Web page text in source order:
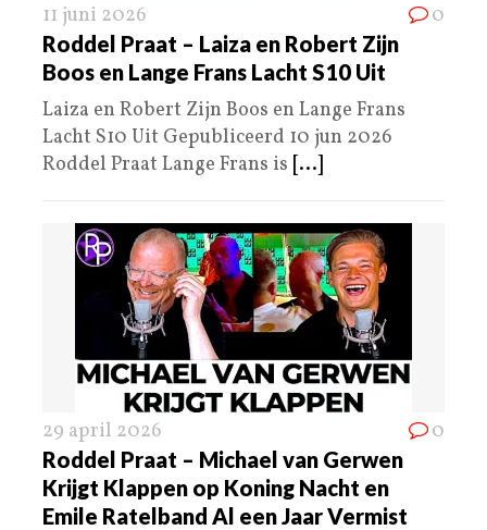
11 juni 2026 0
Roddel Praat – Laiza en Robert Zijn
Boos en Lange Frans Lacht S10 Uit
Laiza en Robert Zijn Boos en Lange Frans
Lacht S10 Uit Gepubliceerd 10 jun 2026
Roddel Praat Lange Frans is [...]
29 april 2026 0
Roddel Praat – Michael van Gerwen
Krijgt Klappen op Koning Nacht en
Emile Ratelband Al een Jaar Vermist